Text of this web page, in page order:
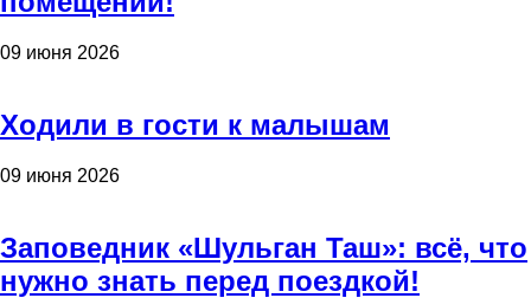
09 июня 2026
Ходили в гости к малышам
09 июня 2026
Заповедник «Шульган Таш»: всё, что
нужно знать перед поездкой!